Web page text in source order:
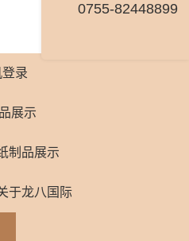
0755-82448899
录
展示
制品展示
于龙八国际
0755-82448899